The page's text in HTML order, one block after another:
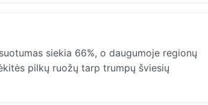
siekia 66%, o daugumoje regionų
pilkų ruožų tarp trumpų šviesių